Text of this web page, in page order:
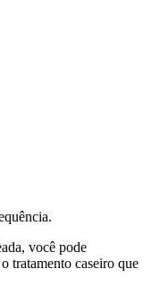
você pode
tratamento caseiro que